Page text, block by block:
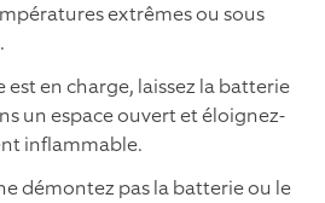
extrêmes ou sous
en charge, laissez la batterie
un espace ouvert et éloignez-
inflammable.
démontez pas la batterie ou le